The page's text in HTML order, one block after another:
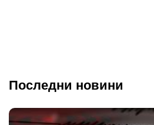
Последни новини